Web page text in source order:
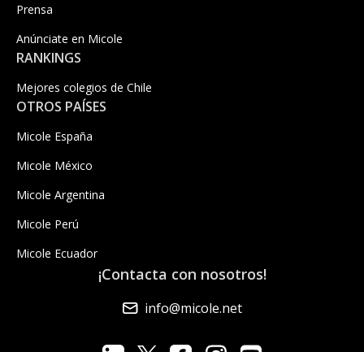
Prensa
Anúnciate en Micole
RANKINGS
Mejores colegios de Chile
OTROS PAÍSES
Micole España
Micole México
Micole Argentina
Micole Perú
Micole Ecuador
¡Contacta con nosotros!
info@micole.net